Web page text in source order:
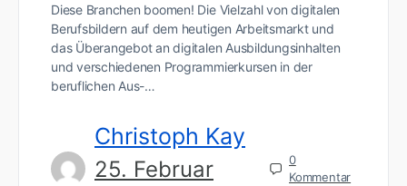
Diese Branchen boomen! Die Vielzahl von digitalen
Berufsbildern auf dem heutigen Arbeitsmarkt und
das Überangebot an digitalen Ausbildungsinhalten
und verschiedenen Programmierkursen in der
beruflichen Aus-…
Christoph Kay
25. Februar
0
Kommentar